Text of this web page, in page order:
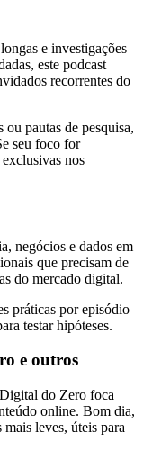
e investigações
este podcast
recorrentes do
ou pautas de pesquisa,
seu foco for
nos
negócios e dados em
que precisam de
do mercado digital.
práticas por episódio
testar hipóteses.
e outros
do Zero foca
online. Bom dia,
leves, úteis para